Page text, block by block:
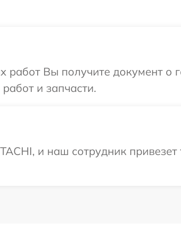
Вы получите документ о
и запчасти.
и наш сотрудник привезет